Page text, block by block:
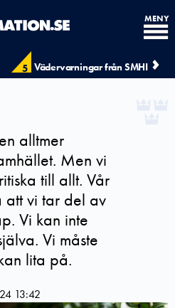
5 Vädervarningar från SMHI
MENY
alltmer
Men vi
till allt. Vår
vi tar del av
Vi kan inte
Vi måste
lita på.
13:42